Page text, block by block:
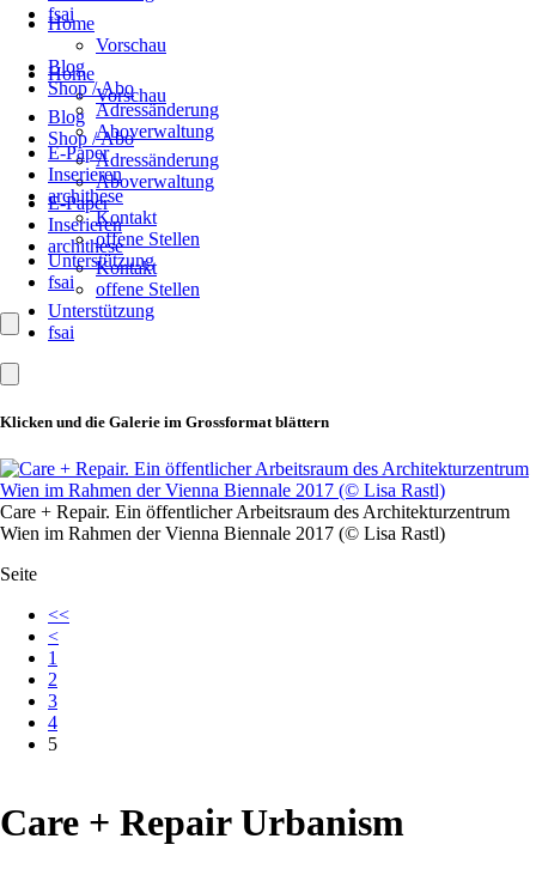
fsai
Home
Vorschau
Blog
Shop / Abo
Adressänderung
Aboverwaltung
E-Paper
Inserieren
archithese
Kontakt
offene Stellen
Unterstützung
fsai
Klicken und die Galerie im Grossformat blättern
Care + Repair. Ein öffentlicher Arbeitsraum des Architekturzentrum
Wien im Rahmen der Vienna Biennale 2017 (© Lisa Rastl)
Seite
<<
<
1
2
3
4
5
Care + Repair Urbanism
Home
Vorschau
Blog
Shop / Abo
Adressänderung
Aboverwaltung
E-Paper
Inserieren
archithese
Kontakt
offene Stellen
Unterstützung
fsai